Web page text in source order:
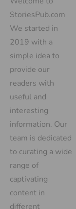
StoriesPub.com
We started in
2019 with a
simple idea to
provide our
readers with
useful and
interesting
information. Our
team is dedicated
to curating a wide
range of
captivating
content in
different